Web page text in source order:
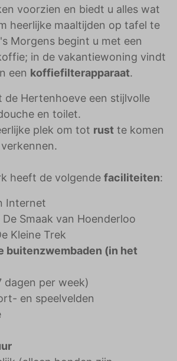
voorzien en biedt u alles wat
heerlijke maaltijden op tafel te
Morgens begint u met een
in de vakantiewoning vindt
een koffiefilterapparaat.
de Hertenhoeve een stijlvolle
en toilet.
plek om tot rust te komen
heeft de volgende faciliteiten:
Internet
Smaak van Hoenderloo
Kleine Trek
buitenzwembaden (in het
dagen per week)
en speelvelden